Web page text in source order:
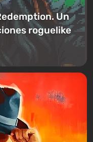
Un
roguelike